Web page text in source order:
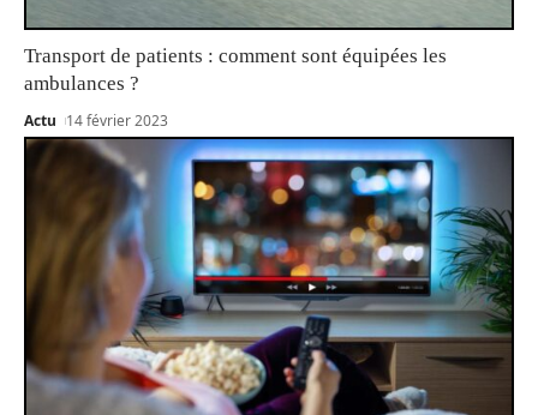
Transport de patients : comment sont équipées les
ambulances ?
Actu 14 février 2023